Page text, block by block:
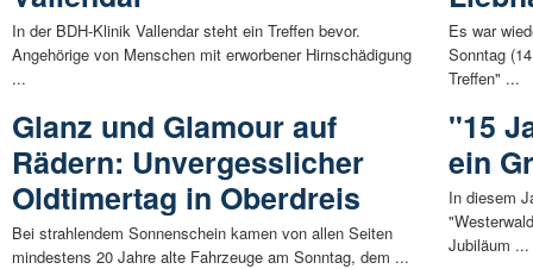
In der BDH-Klinik Vallendar steht ein Treffen bevor.
Angehörige von Menschen mit erworbener Hirnschädigung
...
Glanz und Glamour auf
Rädern: Unvergesslicher
Oldtimertag in Oberdreis
Bei strahlendem Sonnenschein kamen von allen Seiten
mindestens 20 Jahre alte Fahrzeuge am Sonntag, dem ...
Es war
Sonntag
Treffen" ...
"15
ein
In diesem
Jubiläum ...